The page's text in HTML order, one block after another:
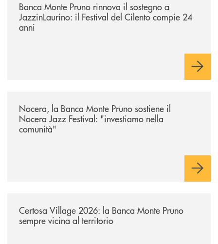
Banca Monte Pruno rinnova il sostegno a
JazzinLaurino: il Festival del Cilento compie 24
anni
Nocera, la Banca Monte Pruno sostiene il
Nocera Jazz Festival: "investiamo nella
comunità"
Certosa Village 2026: la Banca Monte Pruno
sempre vicina al territorio